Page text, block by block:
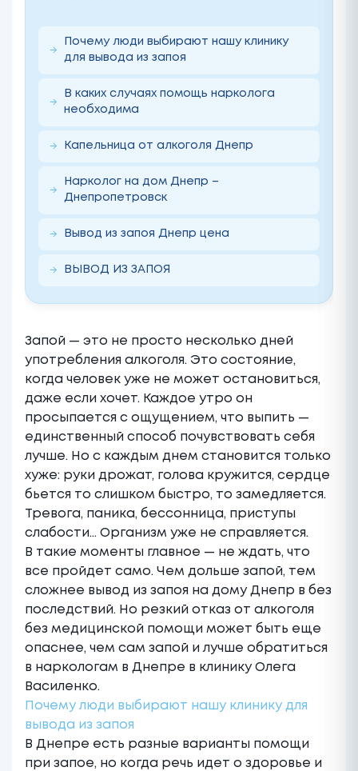
Почему люди выбирают нашу клинику
для вывода из запоя
В каких случаях помощь нарколога
необходима
Капельница от алкоголя Днепр
Нарколог на дом Днепр –
Днепропетровск
Вывод из запоя Днепр цена
ВЫВОД ИЗ ЗАПОЯ
Запой — это не просто несколько дней
употребления алкоголя. Это состояние,
когда человек уже не может остановиться,
даже если хочет. Каждое утро он
просыпается с ощущением, что выпить —
единственный способ почувствовать себя
лучше. Но с каждым днем становится только
хуже: руки дрожат, голова кружится, сердце
бьется то слишком быстро, то замедляется.
Тревога, паника, бессонница, приступы
слабости… Организм уже не справляется.
В такие моменты главное — не ждать, что
все пройдет само. Чем дольше запой, тем
сложнее вывод из запоя на дому Днепр в без
последствий. Но резкий отказ от алкоголя
без медицинской помощи может быть еще
опаснее, чем сам запой и лучше обратиться
в наркологам в Днепре в клинику Олега
Василенко.
Почему люди выбирают нашу клинику для
вывода из запоя
В Днепре есть разные варианты помощи
при запое, но когда речь идет о здоровье и